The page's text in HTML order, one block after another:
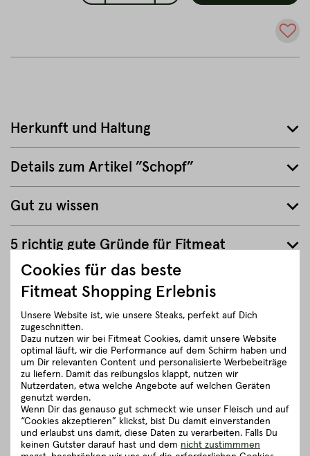
Herkunft und Haltung
Details zum Artikel ”Schopf”
Gut zu wissen
5 richtig gute Gründe für Fitmeat
ZURÜCK ZUR ÜBERSICHT
Cookies für das beste
Fitmeat Shopping Erlebnis
Unsere Website ist, wie unsere Steaks, perfekt auf Dich
zugeschnitten.
Dazu nutzen wir bei Fitmeat Cookies, damit unsere Website
optimal läuft, wir die Performance auf dem Schirm haben und
um Dir relevanten Content und personalisierte Werbebeiträge
zu liefern. Damit das reibungslos klappt, nutzen wir
Nutzerdaten, etwa welche Angebote auf welchen Geräten
genutzt werden.
Wenn Dir das genauso gut schmeckt wie unser Fleisch und auf
“Cookies akzeptieren” klickst, bist Du damit einverstanden
und erlaubst uns damit, diese Daten zu verarbeiten. Falls Du
keinen Gutster darauf hast und dem nicht zustimmmen